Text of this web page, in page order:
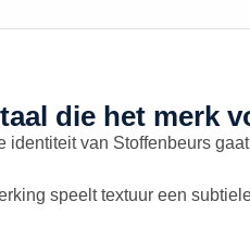
die het merk
identiteit van Stoffenbeurs
speelt textuur een